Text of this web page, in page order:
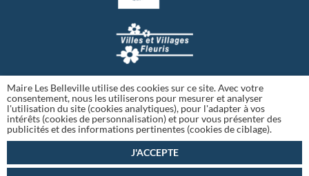
Maire Les Belleville utilise des cookies sur ce site. Avec votre
consentement, nous les utiliserons pour mesurer et analyser
l'utilisation du site (cookies analytiques), pour l'adapter à vos
intérêts (cookies de personnalisation) et pour vous présenter des
publicités et des informations pertinentes (cookies de ciblage).
J'ACCEPTE